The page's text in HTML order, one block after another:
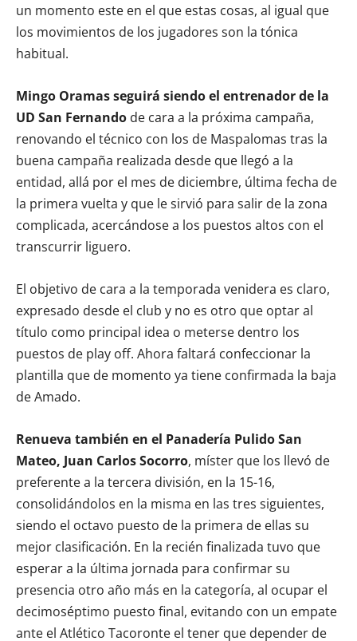
un momento este en el que estas cosas, al igual que
los movimientos de los jugadores son la tónica
habitual.
Mingo Oramas seguirá siendo el entrenador de la
UD San Fernando de cara a la próxima campaña,
renovando el técnico con los de Maspalomas tras la
buena campaña realizada desde que llegó a la
entidad, allá por el mes de diciembre, última fecha de
la primera vuelta y que le sirvió para salir de la zona
complicada, acercándose a los puestos altos con el
transcurrir liguero.
El objetivo de cara a la temporada venidera es claro,
expresado desde el club y no es otro que optar al
título como principal idea o meterse dentro los
puestos de play off. Ahora faltará confeccionar la
plantilla que de momento ya tiene confirmada la baja
de Amado.
Renueva también en el Panadería Pulido San
Mateo, Juan Carlos Socorro, míster que los llevó de
preferente a la tercera división, en la 15-16,
consolidándolos en la misma en las tres siguientes,
siendo el octavo puesto de la primera de ellas su
mejor clasificación. En la recién finalizada tuvo que
esperar a la última jornada para confirmar su
presencia otro año más en la categoría, al ocupar el
decimoséptimo puesto final, evitando con un empate
ante el Atlético Tacoronte el tener que depender de